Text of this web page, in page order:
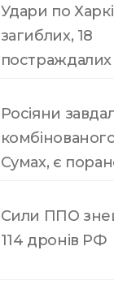
Удари по
загиблих, 18
постраждалих
Росіяни
Сумах, є
Сили ППО
114 дронів РФ